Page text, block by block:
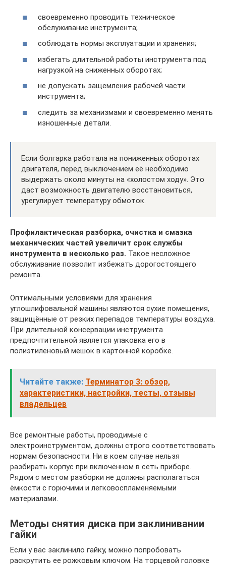
своевременно проводить техническое
обслуживание инструмента;
соблюдать нормы эксплуатации и хранения;
избегать длительной работы инструмента под
нагрузкой на сниженных оборотах;
не допускать защемления рабочей части
инструмента;
следить за механизмами и своевременно менять
изношенные детали.
Если болгарка работала на пониженных оборотах
двигателя, перед выключением её необходимо
выдержать около минуты на «холостом ходу». Это
даст возможность двигателю восстановиться,
урегулирует температуру обмоток.
Профилактическая разборка, очистка и смазка
механических частей увеличит срок службы
инструмента в несколько раз. Такое несложное
обслуживание позволит избежать дорогостоящего
ремонта.
Оптимальными условиями для хранения
углошлифовальной машины являются сухие помещения,
защищённые от резких перепадов температуры воздуха.
При длительной консервации инструмента
предпочтительной является упаковка его в
полиэтиленовый мешок в картонной коробке.
Читайте также: Терминатор 3: обзор,
характеристики, настройки, тесты, отзывы
владельцев
Все ремонтные работы, проводимые с
электроинструментом, должны строго соответствовать
нормам безопасности. Ни в коем случае нельзя
разбирать корпус при включённом в сеть приборе.
Рядом с местом разборки не должны располагаться
ёмкости с горючими и легковоспламеняемыми
материалами.
Методы снятия диска при заклинивании
гайки
Если у вас заклинило гайку, можно попробовать
раскрутить ее рожковым ключом. На торцевой головке